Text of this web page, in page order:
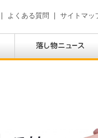
| よくある質問 | サイトマッ